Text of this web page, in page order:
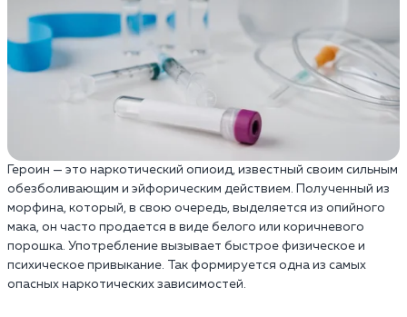
Героин — это наркотический опиоид, известный своим сильным
обезболивающим и эйфорическим действием. Полученный из
морфина, который, в свою очередь, выделяется из опийного
мака, он часто продается в виде белого или коричневого
порошка. Употребление вызывает быстрое физическое и
психическое привыкание. Так формируется одна из самых
опасных наркотических зависимостей.